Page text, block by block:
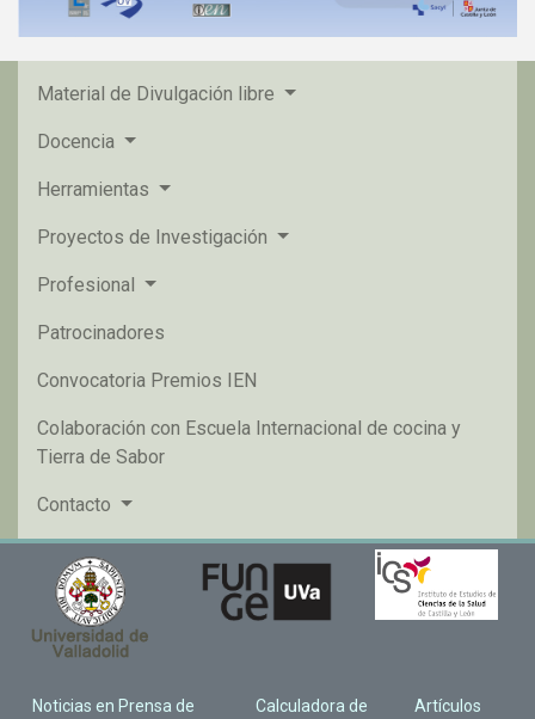
Material de Divulgación libre
Docencia
Herramientas
Proyectos de Investigación
Profesional
Patrocinadores
Convocatoria Premios IEN
Colaboración con Escuela Internacional de cocina y
Tierra de Sabor
Contacto
Noticias en Prensa de Calculadora de Artículos